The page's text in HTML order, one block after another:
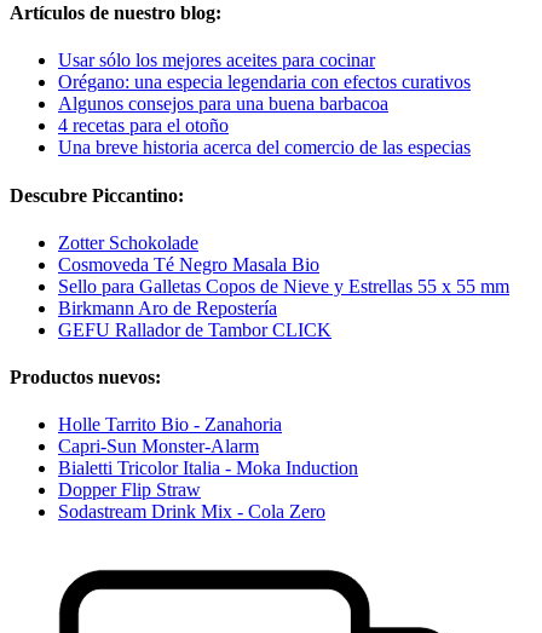
Artículos de nuestro blog:
Usar sólo los mejores aceites para cocinar
Orégano: una especia legendaria con efectos curativos
Algunos consejos para una buena barbacoa
4 recetas para el otoño
Una breve historia acerca del comercio de las especias
Descubre Piccantino:
Zotter Schokolade
Cosmoveda Té Negro Masala Bio
Sello para Galletas Copos de Nieve y Estrellas 55 x 55 mm
Birkmann Aro de Repostería
GEFU Rallador de Tambor CLICK
Productos nuevos:
Holle Tarrito Bio - Zanahoria
Capri-Sun Monster-Alarm
Bialetti Tricolor Italia - Moka Induction
Dopper Flip Straw
Sodastream Drink Mix - Cola Zero